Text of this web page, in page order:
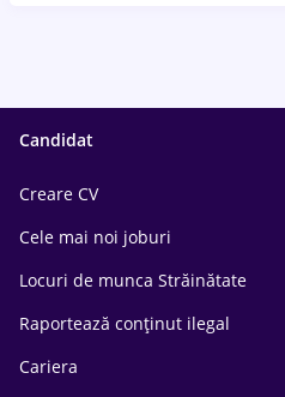
Candidat
Creare CV
Cele mai noi joburi
Locuri de munca Străinătate
Raportează conținut ilegal
Cariera